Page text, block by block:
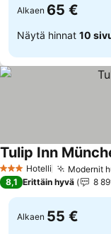
Alkaen 65 €
Näytä hinnat 10
3 Tähtiluokitus
Hotelli Modernit
Tulip Inn
8,1 Erittäin hyvä 8
Alkaen 55 €